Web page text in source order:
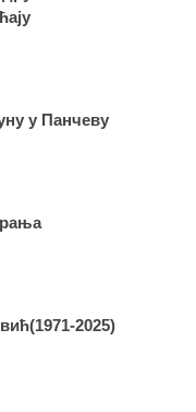
у Панчеву
2025)